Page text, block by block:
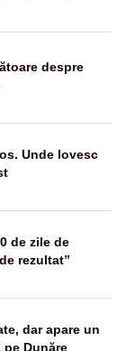
despre
Unde lovesc
de zile de
rezultat”
dar apare un
pe Dunăre